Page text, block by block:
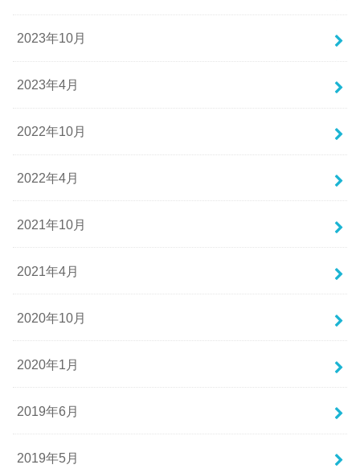
2023年10月
2023年4月
2022年10月
2022年4月
2021年10月
2021年4月
2020年10月
2020年1月
2019年6月
2019年5月